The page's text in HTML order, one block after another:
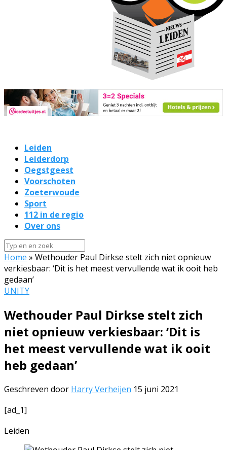
Leiden
Leiderdorp
Oegstgeest
Voorschoten
Zoeterwoude
Sport
112 in de regio
Over ons
Home » Wethouder Paul Dirkse stelt zich niet opnieuw
verkiesbaar: ‘Dit is het meest vervullende wat ik ooit heb
gedaan’
UNITY
Wethouder Paul Dirkse stelt zich
niet opnieuw verkiesbaar: ‘Dit is
het meest vervullende wat ik ooit
heb gedaan’
Geschreven door Harry Verheijen 15 juni 2021
[ad_1]
Leiden